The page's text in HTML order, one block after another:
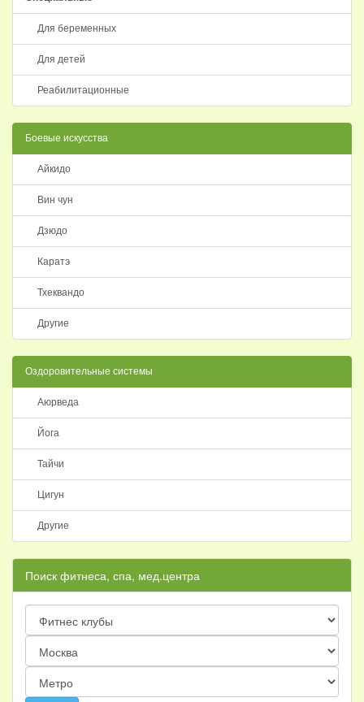
Для беременных
Для детей
Реабилитационные
Боевые искусства
Айкидо
Вин чун
Дзюдо
Каратэ
Тхеквандо
Другие
Оздоровительные системы
Аюрведа
Йога
Тайчи
Цигун
Другие
Поиск фитнеса, спа, мед.центра